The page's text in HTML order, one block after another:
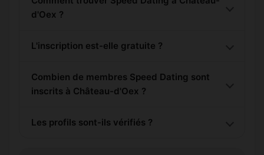
d'Oex ?
L'inscription est-elle gratuite ?
Combien de membres Speed Dating sont
inscrits à Château-d'Oex ?
Les profils sont-ils vérifiés ?